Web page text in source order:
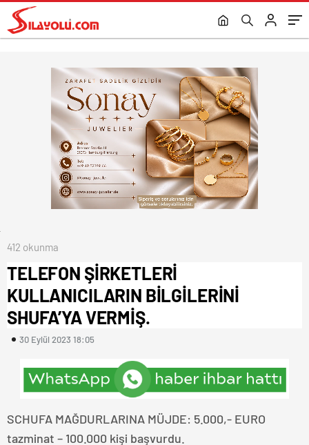
412 okunma
TELEFON ŞİRKETLERİ
KULLANICILARIN BİLGİLERİNİ
SHUFA’YA VERMİŞ.
30 Eylül 2023 18:05
SCHUFA MAĞDURLARINA MÜJDE: 5.000,- EURO
tazminat – 100.000 kişi başvurdu.